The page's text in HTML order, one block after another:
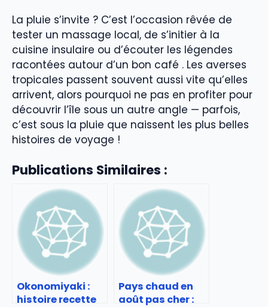
La pluie s’invite ? C’est l’occasion rêvée de
tester un massage local, de s’initier à la
cuisine insulaire ou d’écouter les légendes
racontées autour d’un bon café . Les averses
tropicales passent souvent aussi vite qu’elles
arrivent, alors pourquoi ne pas en profiter pour
découvrir l’île sous un autre angle — parfois,
c’est sous la pluie que naissent les plus belles
histoires de voyage !
Publications Similaires :
Okonomiyaki :
histoire recette
Pays chaud en
août pas cher :